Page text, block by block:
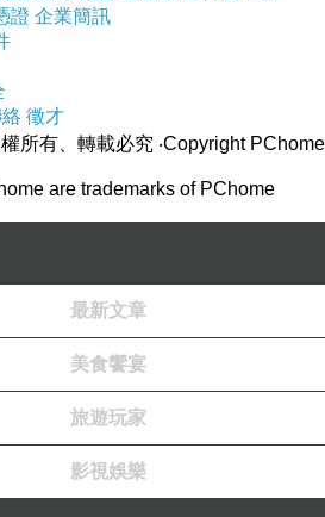
證 企業簡訊
徵才
權所有、轉載必究 ‧Copyright PChome
are trademarks of PChome
最新文章
美食饗宴
旅遊玩家
影視娛樂